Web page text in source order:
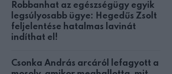
Robbanhat az egészségügy egyik
legsúlyosabb ügye: Hegedűs Zsolt
feljelentése hatalmas lavinát
indíthat el!
Csonka András arcáról lefagyott a